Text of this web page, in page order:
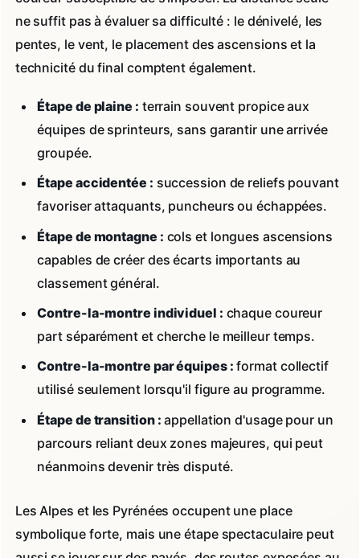
ne suffit pas à évaluer sa difficulté : le dénivelé, les
pentes, le vent, le placement des ascensions et la
technicité du final comptent également.
Étape de plaine : terrain souvent propice aux
équipes de sprinteurs, sans garantir une arrivée
groupée.
Étape accidentée : succession de reliefs pouvant
favoriser attaquants, puncheurs ou échappées.
Étape de montagne : cols et longues ascensions
capables de créer des écarts importants au
classement général.
Contre-la-montre individuel : chaque coureur
part séparément et cherche le meilleur temps.
Contre-la-montre par équipes : format collectif
utilisé seulement lorsqu'il figure au programme.
Étape de transition : appellation d'usage pour un
parcours reliant deux zones majeures, qui peut
néanmoins devenir très disputé.
Les Alpes et les Pyrénées occupent une place
symbolique forte, mais une étape spectaculaire peut